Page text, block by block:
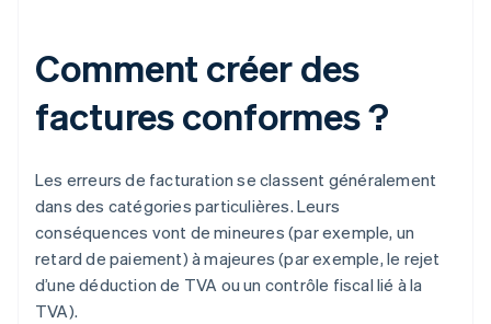
Comment créer des
factures conformes ?
Les erreurs de facturation se classent généralement
dans des catégories particulières. Leurs
conséquences vont de mineures (par exemple, un
retard de paiement) à majeures (par exemple, le rejet
d’une déduction de TVA ou un contrôle fiscal lié à la
TVA).